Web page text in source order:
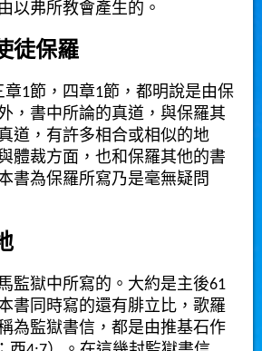
以弗所教會產生的。
徒保羅
1節，四章1節，都明說是由保
，書中所論的真道，與保羅其
道，有許多相合或相似的地
體裁方面，也和保羅其他的書
書為保羅所寫乃是毫無疑問
監獄中所寫的。大約是主後61
書同時寫的還有腓立比，歌羅
為監獄書信，都是由推基石作